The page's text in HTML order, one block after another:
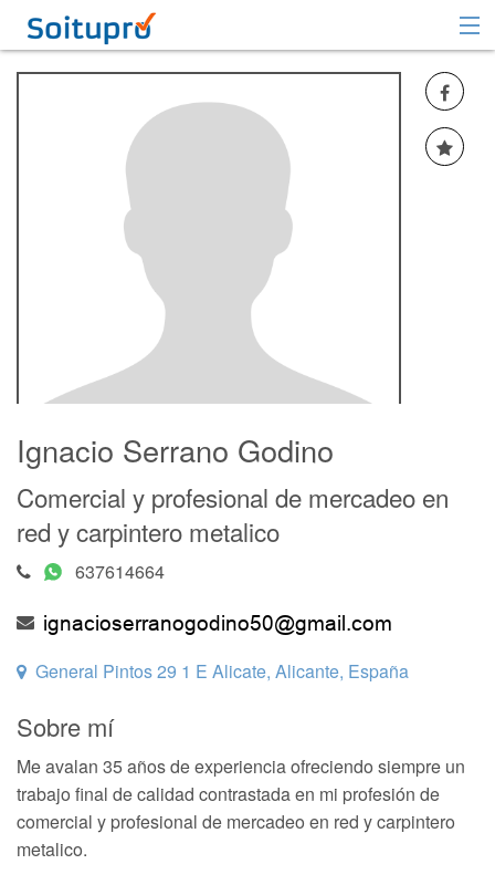
Recomendar
Registrarse
Iniciar sesión
Ignacio Serrano Godino
Comercial y profesional de mercadeo en
red y carpintero metalico
637614664
General Pintos 29 1 E Alicate, Alicante, España
Sobre mí
Me avalan 35 años de experiencia ofreciendo siempre un
trabajo final de calidad contrastada en mi profesión de
comercial y profesional de mercadeo en red y carpintero
metalico.